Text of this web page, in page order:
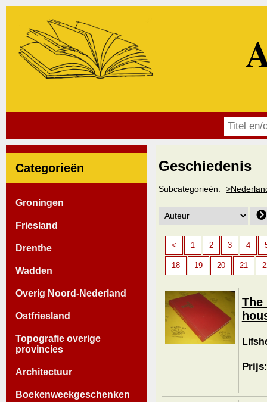
Categorieën
Groningen
Friesland
Drenthe
Wadden
Overig Noord-Nederland
Ostfriesland
Topografie overige
provincies
Architectuur
Boekenweekgeschenken
Geschiedenis
Subcategorieën:
< 1 2 3 4
18 19 20 21
The